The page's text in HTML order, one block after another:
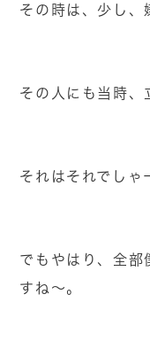
その時は、少し、
その人にも当時、
それはそれでしゃ
でもやはり、全部
すね～。